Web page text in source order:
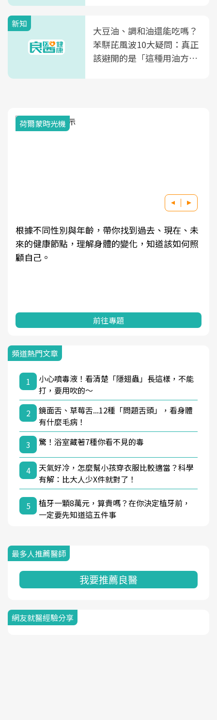
新知
大豆油、調和油還能吃嗎？
苯駢芘風波10大疑問：真正
該避開的是「這種用油方
荷爾蒙時光機
根據不同性別與年齡，帶你找到過去、現在、未
來的健康節點，理解身體的變化，知道該如何照
顧自己。
前往專題
頻道熱門文章
1
小心噴毒液！看清楚「隱翅蟲」長這樣，不能
打，要用吹的～
2
鏡面舌、草莓舌...12種「問題舌頭」，看身體
有什麼毛病！
3
驚！浴室藏著7種你看不見的毒
4
天氣好冷，怎麼幫小孩穿衣服比較適當？科學
有解：比大人少X件就對了！
5
植牙一顆8萬元，算貴嗎？在你決定植牙前，
一定要先知道這五件事
最多人推薦醫師
我要推薦良醫
網友就醫經驗分享